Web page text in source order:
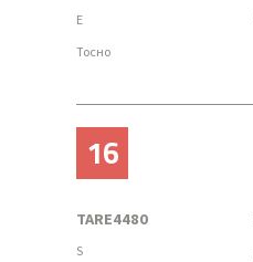
E
Тосно
16
TARE4480
S